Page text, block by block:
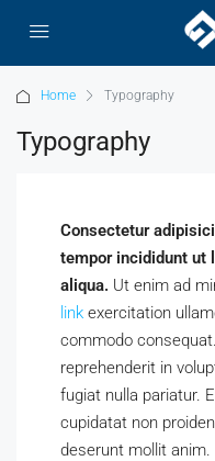
Home Typography
Typography
Consectetur
tempor incididunt ut
aliqua. Ut enim ad
link exercitation
commodo
reprehenderit in
fugiat nulla pariatur.
cupidatat non
deserunt mollit